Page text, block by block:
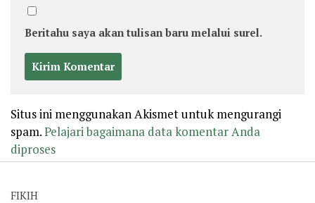
Beritahu saya akan tulisan baru melalui surel.
Situs ini menggunakan Akismet untuk mengurangi
spam.Pelajari bagaimana data komentar Anda
diproses
FIKIH